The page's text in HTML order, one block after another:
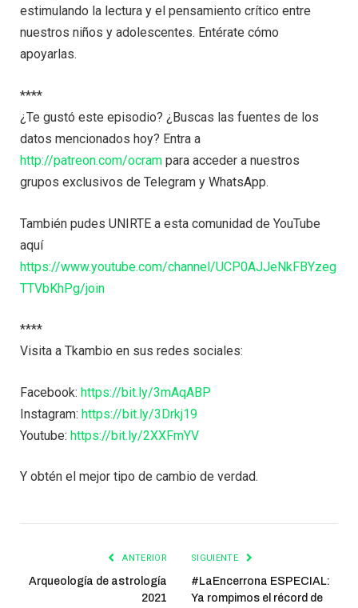
estimulando la lectura y el pensamiento crítico entre
nuestros niños y adolescentes. Entérate cómo
apoyarlas.
****
¿Te gustó este episodio? ¿Buscas las fuentes de los
datos mencionados hoy? Entra a
http://patreon.com/ocram para acceder a nuestros
grupos exclusivos de Telegram y WhatsApp.
También pudes UNIRTE a esta comunidad de YouTube
aquí
https://www.youtube.com/channel/UCP0AJJeNkFBYzeg
TTVbKhPg/join
****
Visita a Tkambio en sus redes sociales:
Facebook: https://bit.ly/3mAqABP
Instagram: https://bit.ly/3Drkj19
Youtube: https://bit.ly/2XXFmYV
Y obtén el mejor tipo de cambio de verdad.
ANTERIOR
Arqueología de astrología
2021
SIGUIENTE
#LaEncerrona ESPECIAL:
Ya rompimos el récord de